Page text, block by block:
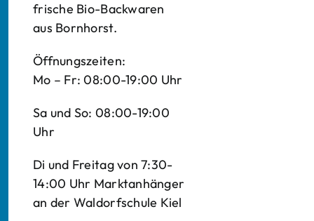
frische Bio-Backwaren
aus Bornhorst.
Öffnungszeiten:
Mo – Fr: 08:00-19:00 Uhr
Sa und So: 08:00-19:00
Uhr
Di und Freitag von 7:30-
14:00 Uhr Marktanhänger
an der Waldorfschule Kiel